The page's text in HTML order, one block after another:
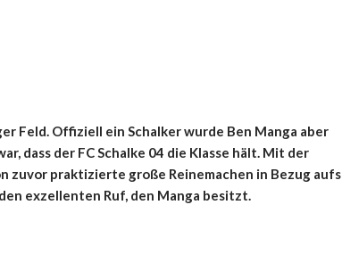
Feld. Offiziell ein Schalker wurde Ben Manga aber
dass der FC Schalke 04 die Klasse hält. Mit der
zuvor praktizierte große Reinemachen in Bezug aufs
exzellenten Ruf, den Manga besitzt.